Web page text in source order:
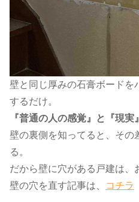
壁と同じ厚みの石膏ボードを
するだけ。
『普通の人の感覚』と『現実
壁の裏側を知ってると、その
る。
だから壁に穴がある戸建は、
壁の穴を直す記事は、​
コチラ